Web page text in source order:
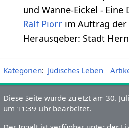
und Wanne-Eickel -
Ralf Piorrim Auftrag der
Herausgeber: Stadt
Kategorien: Jüdisches Leben
Diese Seite wurde zuletzt am 30.
um 11:39 Uhr bearbeitet.